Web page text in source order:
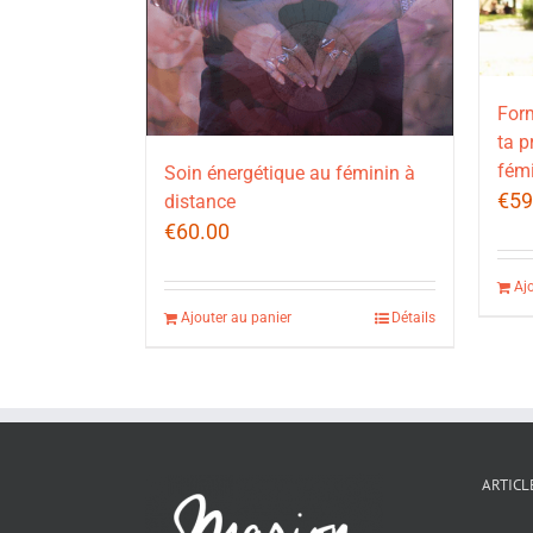
Soin énergétique au féminin à
distance
€60.00
Ajouter au panier Détails
ta
€